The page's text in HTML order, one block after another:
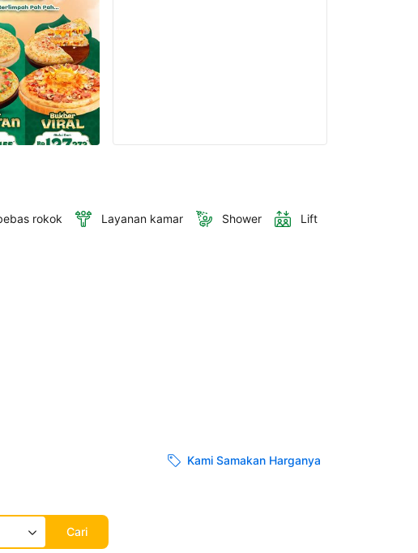
rokok Layanan kamar Shower Lift
Kami Samakan Harganya
Cari